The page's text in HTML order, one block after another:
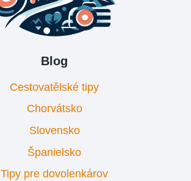
Blog
Cestovatělské tipy
Chorvátsko
Slovensko
Španielsko
Tipy pre dovolenkárov